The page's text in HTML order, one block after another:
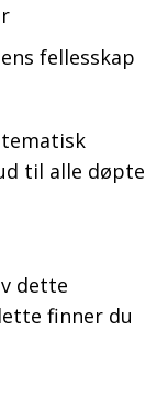
fellesskap
til alle døpte
dette
finner du